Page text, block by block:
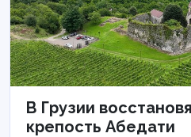
В Грузии
крепость Абедати